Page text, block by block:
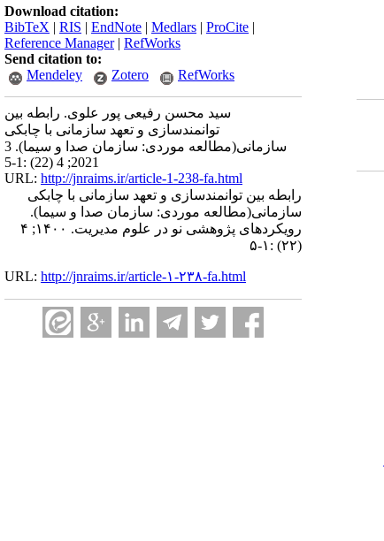
Download citation:
BibTeX | RIS | EndNote | Medlars | ProCite |
Reference Manager| RefWorks
Send citation to:
Mendeley
Zotero RefWorks
سید محسن رفیعی پور علوی. رابطه بین
توانمندسازی و تعهد سازمانی با چابکی
سازمانی(مطالعه موردی: سازمان صدا و سیما). 3
2021; 4 (22) :1-5
URL: http://jnraims.ir/article-1-238-fa.html
رابطه بین توانمندسازی و تعهد سازمانی با چابکی
سازمانی(مطالعه موردی: سازمان صدا و سیما).
رویکردهای پژوهشی نو در علوم مدیریت. ۱۴۰۰; ۴
(۲۲) :۱-۵
URL: http://jnraims.ir/article-۱-۲۳۸-fa.html